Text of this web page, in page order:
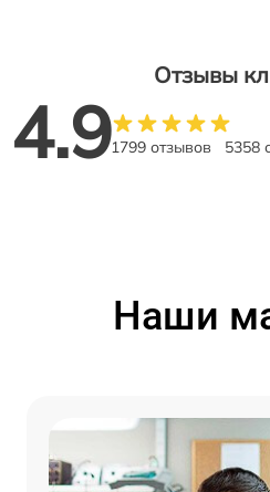
Отзывы
4.91799 отзывов 5358
Наши